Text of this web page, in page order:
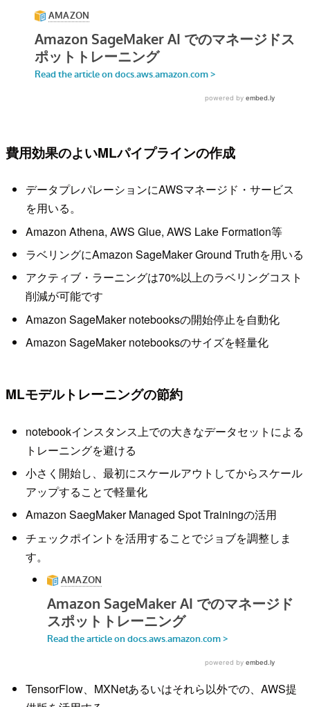
費用効果のよいMLパイプラインの作成
データプレパレーションにAWSマネージド・サービス
を用いる。
Amazon Athena, AWS Glue, AWS Lake Formation等
ラベリングにAmazon SageMaker Ground Truthを用いる
アクティブ・ラーニングは70%以上のラベリングコスト
削減が可能です
Amazon SageMaker notebooksの開始停止を自動化
Amazon SageMaker notebooksのサイズを軽量化
MLモデルトレーニングの節約
notebookインスタンス上での大きなデータセットによる
トレーニングを避ける
小さく開始し、最初にスケールアウトしてからスケール
アップすることで軽量化
Amazon SaegMaker Managed Spot Trainingの活用
チェックポイントを活用することでジョブを調整しま
す。
TensorFlow、MXNetあるいはそれら以外での、AWS提